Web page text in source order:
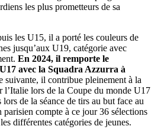
les plus prometteurs de sa
les U15, il a porté les couleurs de
jusqu’aux U19, catégorie avec
En 2024, il remporte le
avec la Squadra Azzurra à
suivante, il contribue pleinement à la
l’Italie lors de la Coupe du monde U17
de la séance de tirs au but face au
compte à ce jour 36 sélections
différentes catégories de jeunes.